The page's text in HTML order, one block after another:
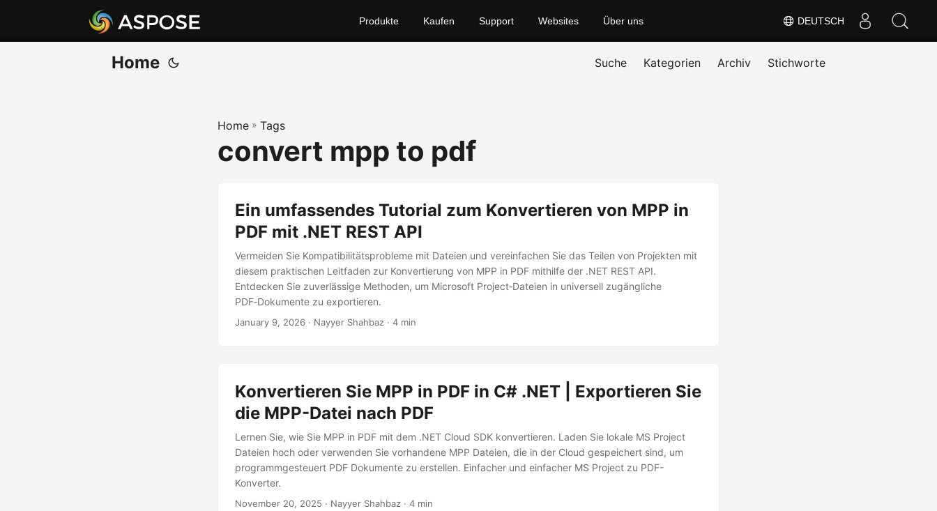
DEUTSCH
Produkte Kaufen Support Websites Über uns
Home Suche Kategorien Archiv Stichworte
Home » Tags
convert mpp to pdf
Ein umfassendes Tutorial zum Konvertieren von MPP in
PDF mit .NET REST API
Vermeiden Sie Kompatibilitätsprobleme mit Dateien und vereinfachen Sie das Teilen von Projekten mit
diesem praktischen Leitfaden zur Konvertierung von MPP in PDF mithilfe der .NET REST API.
Entdecken Sie zuverlässige Methoden, um Microsoft Project‑Dateien in universell zugängliche
PDF‑Dokumente zu exportieren.
January 9, 2026 · Nayyer Shahbaz · 4 min
Konvertieren Sie MPP in PDF in C# .NET | Exportieren Sie
die MPP-Datei nach PDF
Lernen Sie, wie Sie MPP in PDF mit dem .NET Cloud SDK konvertieren. Laden Sie lokale MS Project
Dateien hoch oder verwenden Sie vorhandene MPP Dateien, die in der Cloud gespeichert sind, um
programmgesteuert PDF Dokumente zu erstellen. Einfacher und einfacher MS Project zu PDF-
Konverter.
November 20, 2025 · Nayyer Shahbaz · 4 min